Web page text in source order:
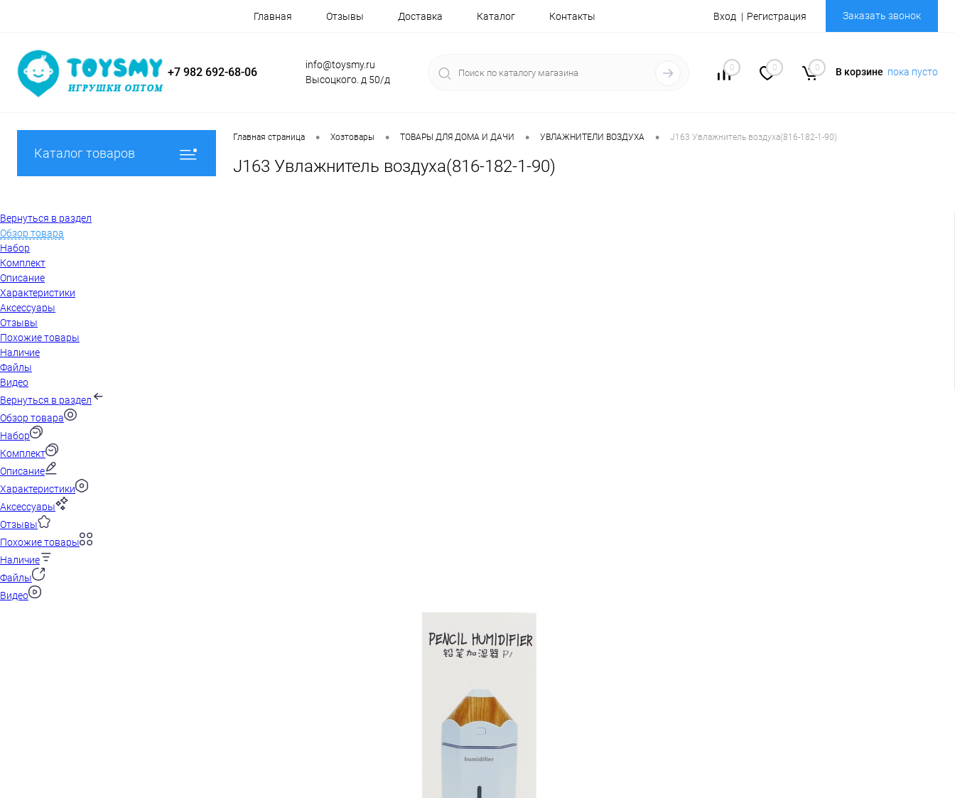
Главная Отзывы Доставка Каталог Контакты Вход Регистрация Заказать звонок
+7 982 692-68-06
info@toysmy.ru
Высоцкого. д 50/д
0 0 0 В корзине пока пусто
Каталог товаров
Главная страница • Хозтовары • ТОВАРЫ ДЛЯ ДОМА И ДАЧИ • УВЛАЖНИТЕЛИ ВОЗДУХА • J163 Увлажнитель воздуха(816-182-1-90)
J163 Увлажнитель воздуха(816-182-1-90)
Вернуться в раздел
Обзор товара
Набор
Комплект
Описание
Характеристики
Аксессуары
Отзывы
Похожие товары
Наличие
Файлы
Видео
Вернуться в раздел
Обзор товара
Набор
Комплект
Описание
Характеристики
Аксессуары
Отзывы
Похожие товары
Наличие
Файлы
Видео